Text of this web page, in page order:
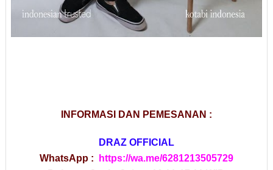
INFORMASI DAN PEMESANAN :
DRAZ OFFICIAL
WhatsApp :
https://wa.me/6281213505729